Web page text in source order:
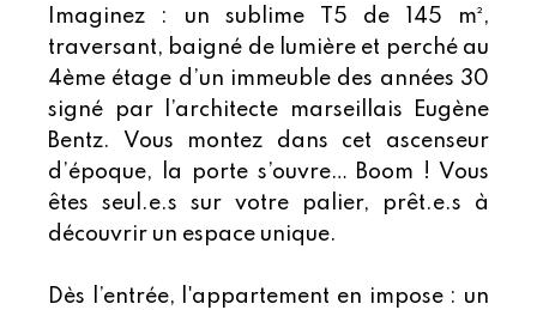
Imaginez : un sublime T5 de 145 m²,
traversant, baigné de lumière et perché au
4ème étage d’un immeuble des années 30
signé par l’architecte marseillais Eugène
Bentz. Vous montez dans cet ascenseur
d’époque, la porte s’ouvre… Boom ! Vous
êtes seul.e.s sur votre palier, prêt.e.s à
découvrir un espace unique.
Dès l’entrée, l'appartement en impose : un